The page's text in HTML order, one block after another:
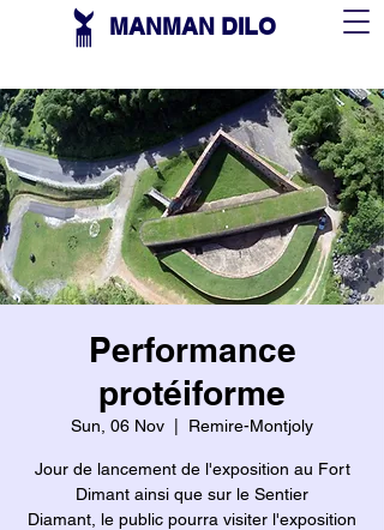
MANMAN DILO
Performance
protéiforme
Sun, 06 Nov Remire-Montjoly
Jour de lancement de l'exposition au Fort
Dimant ainsi que sur le Sentier
Diamant, le public pourra visiter l'exposition